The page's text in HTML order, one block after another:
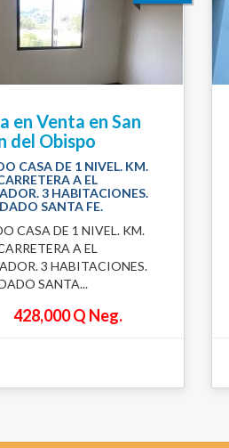
en Venta en San
del Obispo
CASA DE 1 NIVEL. KM.
A EL
3 HABITACIONES.
SANTA FE.
CASA DE 1 NIVEL. KM.
A EL
3 HABITACIONES.
SANTA...
428,000 Q Neg.